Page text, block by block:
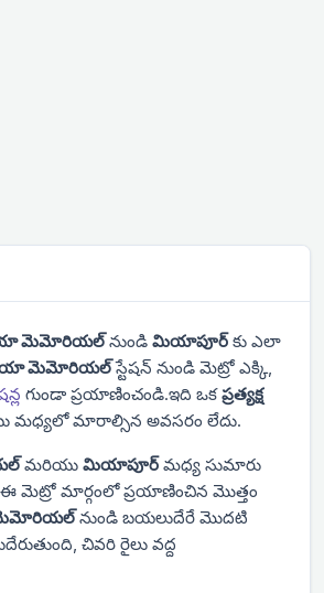
మెమోరియల్నుండి మియాపూర్కు ఎలా
మెమోరియల్స్టేషన్ నుండి మెట్రో ఎక్కి,
గుండా ప్రయాణించండి.ఇది ఒకప్రత్యక్ష
మధ్యలో మారాల్సిన అవసరం లేదు.
మరియు మియాపూర్మధ్య సుమారు
ఈ మెట్రో మార్గంలో ప్రయాణించిన మొత్తం
నుండి బయలుదేరే మొదటి
చివరి రైలు వద్ద